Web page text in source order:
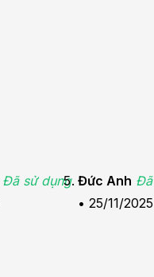
Đã sử dụng Đức Anh
• 25/11/2025